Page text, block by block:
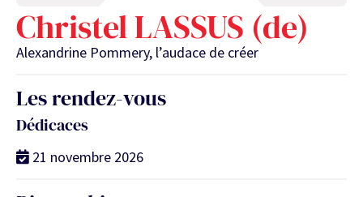
Christel LASSUS (de)
Alexandrine Pommery, l’audace de créer
Les rendez-vous
Dédicaces
21 novembre 2026